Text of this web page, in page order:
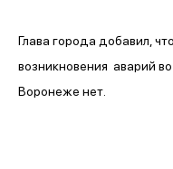
Глава города добавил,
возникновения аварий
Воронеже нет.